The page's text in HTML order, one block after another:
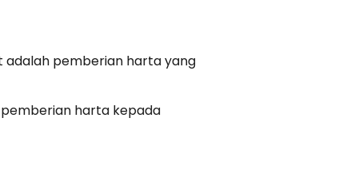
adalah pemberian harta yang
harta kepada